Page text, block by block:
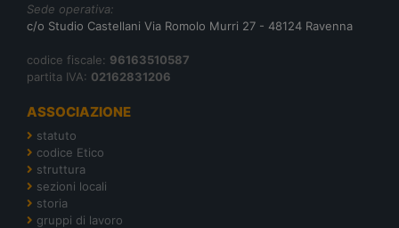
Sede operativa:
c/o Studio Castellani Via Romolo Murri 27 - 48124 Ravenna
codice fiscale: 96163510587
partita IVA: 02162831206
ASSOCIAZIONE
statuto
codice Etico
struttura
sezioni locali
storia
gruppi di lavoro